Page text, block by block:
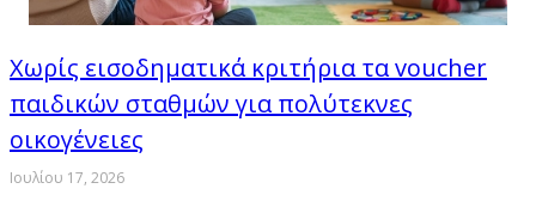
Χωρίς εισοδηματικά κριτήρια τα voucher
παιδικών σταθμών για πολύτεκνες
οικογένειες
Ιουλίου 17, 2026